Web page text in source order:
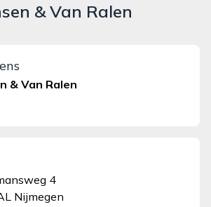
& Van Ralen
& Van Ralen
4
Nijmegen